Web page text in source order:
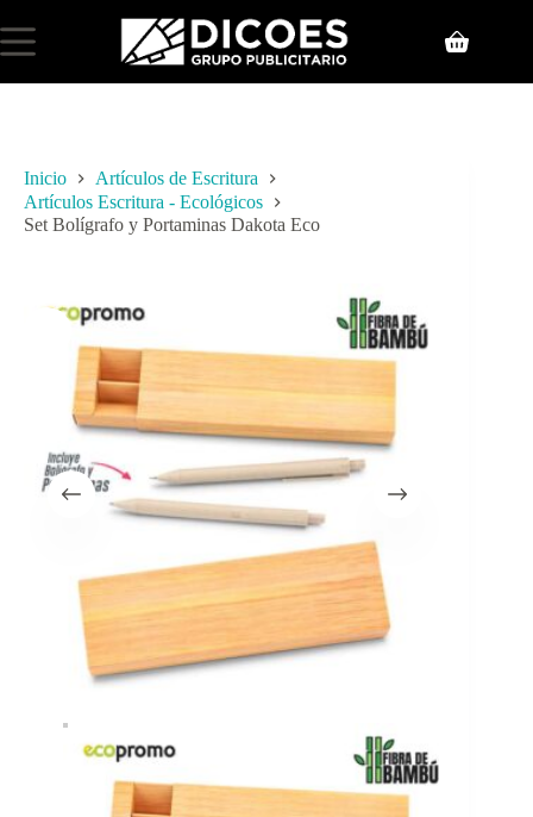
Inicio
Artículos de Escritura
Artículos Escritura - Ecológicos
Set Bolígrafo y Portaminas Dakota Eco